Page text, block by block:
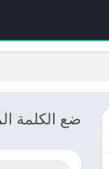
ضع الكلمة